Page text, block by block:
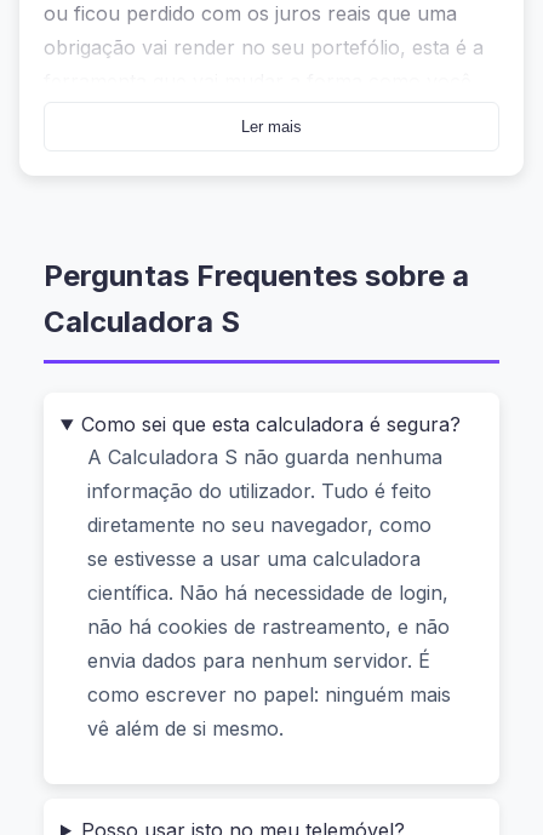
ou ficou perdido com os juros reais que uma
obrigação vai render no seu portefólio, esta é a
olha para investimentos. A
estudantes de finanças e profissionais
ou planos complexos.
armazenado, e tudo é processado localmente.
Isso quer dizer que mesmo se estiver a calcular
rendimentos de um bónus governamental com
base na taxa de juro atual do BCE, os seus dados
permanecem 100% privados. E melhor ainda: é
totalmente gratuito, funciona no Chrome, no
Edge, e até no telemóvel. Não precisa de criar
conta nem de instalar qualquer app.
Como funciona? O segredo está
Ler mais
Perguntas Frequentes sobre a
Calculadora S
Como sei que esta calculadora é segura?
A Calculadora S não guarda nenhuma
informação do utilizador. Tudo é feito
diretamente no seu navegador, como
se estivesse a usar uma calculadora
científica. Não há necessidade de login,
não há cookies de rastreamento, e não
envia dados para nenhum servidor. É
como escrever no papel: ninguém mais
vê além de si mesmo.
Posso usar isto no meu telemóvel?